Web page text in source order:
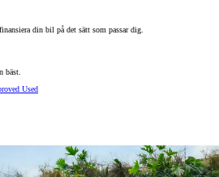
din bil på det sätt som passar dig.
bäst.
Used